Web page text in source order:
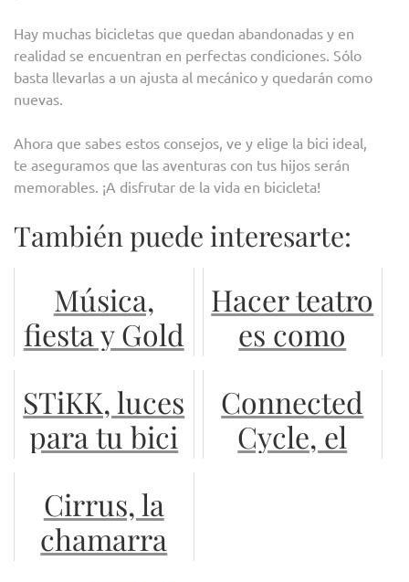
Hay muchas bicicletas que quedan abandonadas y en
realidad se encuentran en perfectas condiciones. Sólo
basta llevarlas a un ajusta al mecánico y quedarán como
nuevas.
Ahora que sabes estos consejos, ve y elige la bici ideal,
te aseguramos que las aventuras con tus hijos serán
memorables. ¡A disfrutar de la vida en bicicleta!
También puede interesarte:
Música,
fiesta y Gold
Pasagüero,
el recuento
Hacer teatro
es como
bici, te
ayuda a vivir
STiKK, luces
para tu bici
de tu mano
Connected
Cycle, el
Cirrus, la
chamarra
con airbag